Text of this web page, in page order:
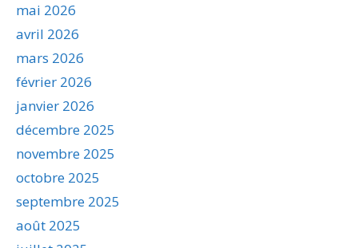
mai 2026
avril 2026
mars 2026
février 2026
janvier 2026
décembre 2025
novembre 2025
octobre 2025
septembre 2025
août 2025